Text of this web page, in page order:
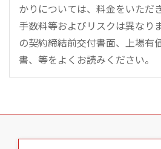
かりについては、料金をいただ
手数料等およびリスクは異なり
の契約締結前交付書面、上場有
書、等をよくお読みください。
こ